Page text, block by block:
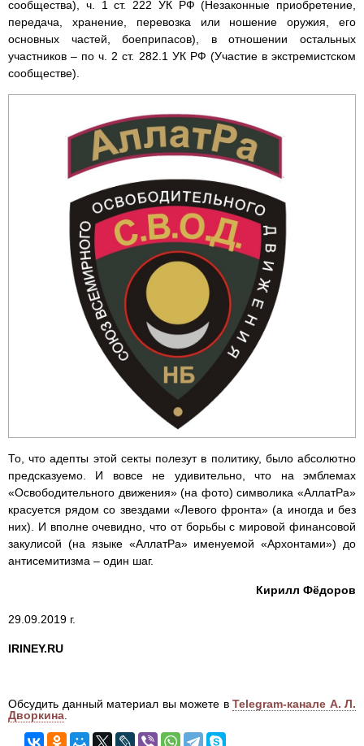
сообщества), ч. 1 ст. 222 УК РФ (Незаконные приобретение,
передача, хранение, перевозка или ношение оружия, его
основных частей, боеприпасов), в отношении остальных
участников – по ч. 2 ст. 282.1 УК РФ (Участие в экстремистском
сообществе).
То, что адепты этой секты полезут в политику, было абсолютно
предсказуемо. И вовсе не удивительно, что на эмблемах
«Освободительного движения» (на фото) символика «АллатРа»
красуется рядом со звездами «Левого фронта» (а иногда и без
них). И вполне очевидно, что от борьбы с мировой финансовой
закулисой (на языке «АллатРа» именуемой «Архонтами») до
антисемитизма – один шаг.
Кирилл Фёдоров
29.09.2019 г.
IRINEY.RU
Обсудить данный материал вы можете в Telegram-канале А. Л.
Дворкина.